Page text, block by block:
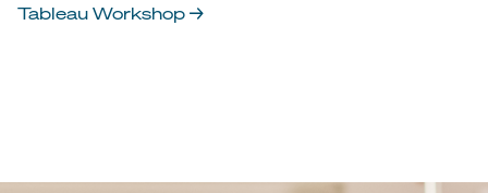
Tableau Workshop →